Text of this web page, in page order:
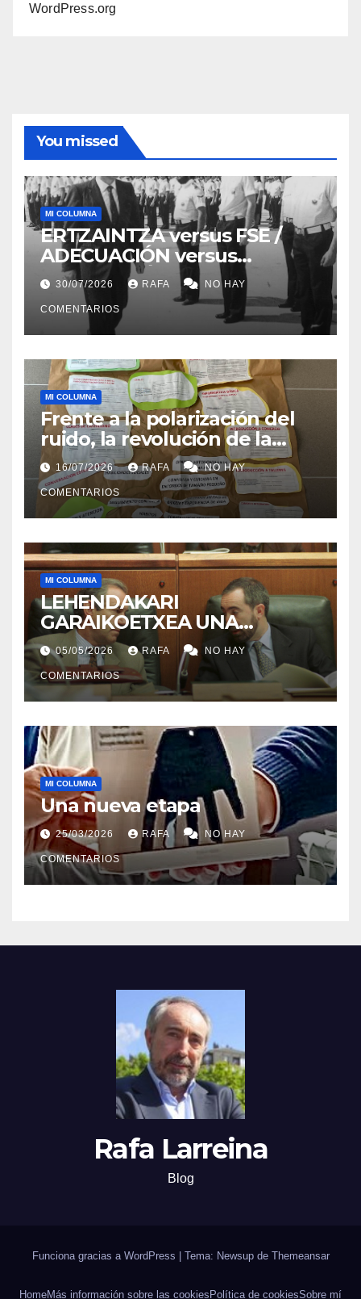
WordPress.org
You missed
MI COLUMNA
ERTZAINTZA versus FSE /
ADECUACIÓN versus
SUSTITUCIÓN
30/07/2026 RAFA NO HAY
COMENTARIOS
MI COLUMNA
Frente a la polarización del
ruido, la revolución de la
acogida
16/07/2026 RAFA NO HAY
COMENTARIOS
MI COLUMNA
LEHENDAKARI
GARAIKOETXEA UNA
PERSONA QUE DIGNIFICA EL
EJERCICIO DE LA POLÍTICA
05/05/2026 RAFA NO HAY
COMENTARIOS
MI COLUMNA
Una nueva etapa
25/03/2026 RAFA NO HAY
COMENTARIOS
Rafa Larreina
Blog
Funciona gracias a WordPress | Tema: Newsup de Themeansar
HomeMás información sobre las cookies Polí­tica de cookiesSobre mí